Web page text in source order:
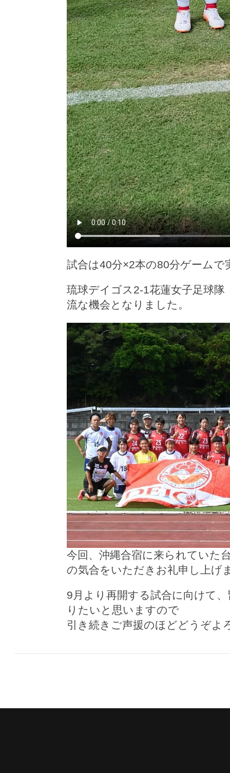
試合は40分×2本の80分ゲームで
琉球デイゴス2-1花蓮女子足球
流な機会となりました。
今回、沖縄合宿に来られていた
の気合をいただきお礼申し上げ
9月より再開する試合に向けて
りたいと思いますので
引き続きご声援のほどどうぞよ